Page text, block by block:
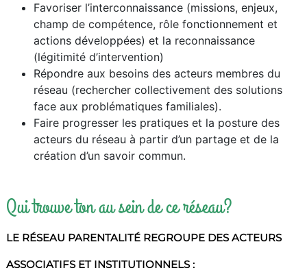
Favoriser l’interconnaissance (missions, enjeux,
champ de compétence, rôle fonctionnement et
actions développées) et la reconnaissance
(légitimité d’intervention)
Répondre aux besoins des acteurs membres du
réseau (rechercher collectivement des solutions
face aux problématiques familiales).
Faire progresser les pratiques et la posture des
acteurs du réseau à partir d’un partage et de la
création d’un savoir commun.
Qui trouve ton au sein de ce réseau?
LE RÉSEAU PARENTALITÉ REGROUPE DES ACTEURS
ASSOCIATIFS ET INSTITUTIONNELS :